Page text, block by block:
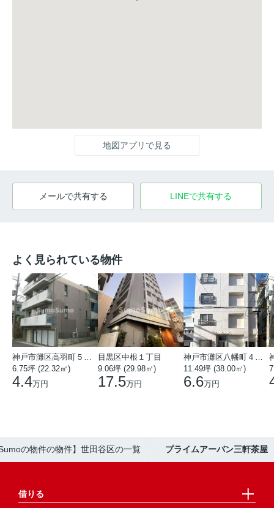
地図アプリで見る
メールで共有する LINEで共有する
よく見られている物件
6.75坪 (22.32㎡)
4.4万円
目黒区中根１丁目
9.06坪 (29.98㎡)
17.5万円
11.49坪 (38.00㎡)
6.6万円
の物件の物件】世田谷区の一覧 プライムアーバン三軒茶屋
借りる